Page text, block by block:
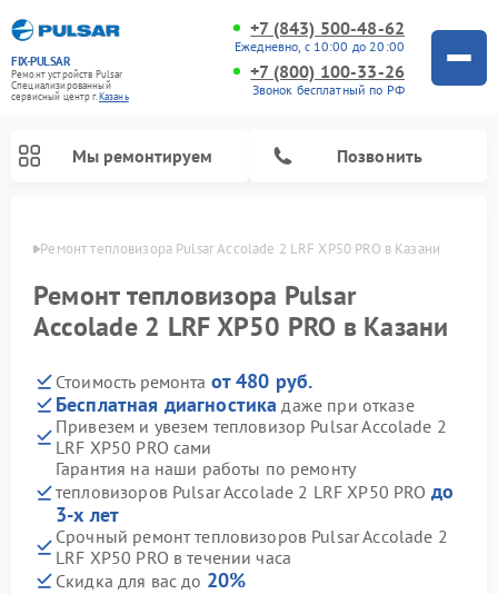
FIX-PULSAR
Ремонт устройств Pulsar
Специализированный
cервисный центр г.Казань
+7 (843) 500-48-62
Ежедневно, с 10:00 до 20:00
+7 (800) 100-33-26
Звонок бесплатный по РФ
Мы ремонтируем Позвонить
Ремонт тепловизора Pulsar Accolade 2 LRF XP50 PRO в Казани
Ремонт тепловизора Pulsar
Accolade 2 LRF XP50 PRO в Казани
Стоимость ремонта от 480 руб.
Бесплатная диагностика даже при отказе
Привезем и увезем тепловизор Pulsar Accolade 2
LRF XP50 PRO сами
Гарантия на наши работы по ремонту
тепловизоров Pulsar Accolade 2 LRF XP50 PRO до
3-х лет
Срочный ремонт тепловизоров Pulsar Accolade 2
LRF XP50 PRO в течении часа
Скидка для вас до 20%